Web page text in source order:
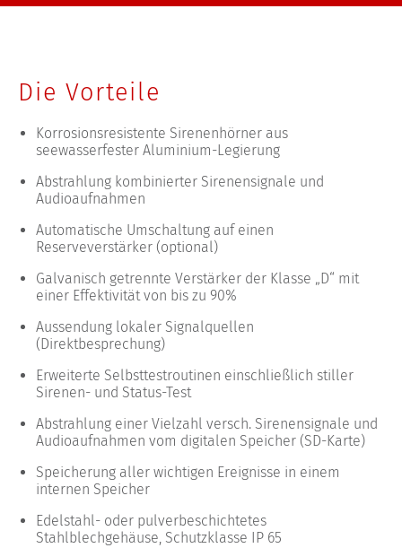
Die Vorteile
Korrosionsresistente Sirenenhörner aus
seewasserfester Aluminium-Legierung
Abstrahlung kombinierter Sirenensignale und
Audioaufnahmen
Automatische Umschaltung auf einen
Reserveverstärker (optional)
Galvanisch getrennte Verstärker der Klasse „D“ mit
einer Effektivität von bis zu 90%
Aussendung lokaler Signalquellen
(Direktbesprechung)
Erweiterte Selbsttestroutinen einschließlich stiller
Sirenen- und Status-Test
Abstrahlung einer Vielzahl versch. Sirenensignale und
Audioaufnahmen vom digitalen Speicher (SD-Karte)
Speicherung aller wichtigen Ereignisse in einem
internen Speicher
Edelstahl- oder pulverbeschichtetes
Stahlblechgehäuse, Schutzklasse IP 65